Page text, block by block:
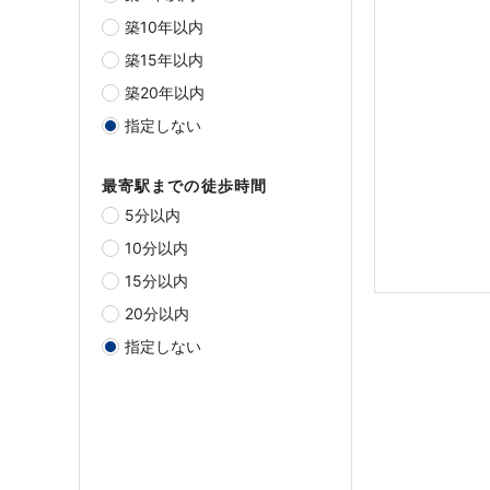
築10年以内
築15年以内
築20年以内
指定しない
最寄駅までの徒歩時間
5分以内
10分以内
15分以内
20分以内
指定しない